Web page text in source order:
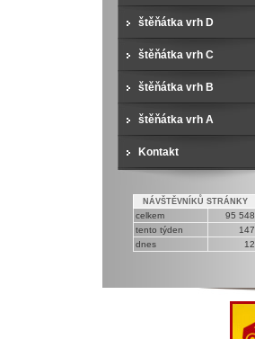
štěňátka vrh D
štěňátka vrh C
štěňátka vrh B
štěňátka vrh A
Kontakt
NÁVŠTĚVNÍKŮ STRÁNKY
celkem
95 548
tento týden
147
dnes
12